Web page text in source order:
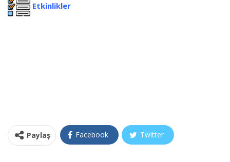
Etkinlikler
Paylaş Facebook Twitter